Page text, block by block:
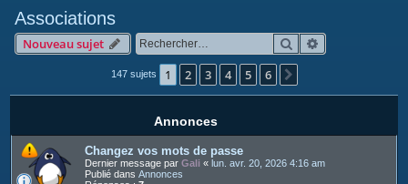
e
Associations
Nouveau sujet Rechercher
147 sujets 1 2 3 4 5 6
Annonces
Changez vos mots de passe
Dernier message par Gali « lun. avr. 20, 2026 4:16 am
Publié dans Annonces